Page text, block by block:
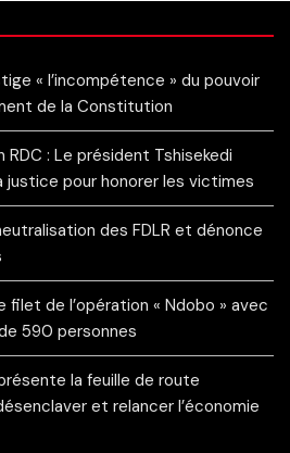
« l’incompétence » du pouvoir
de la Constitution
: Le président Tshisekedi
justice pour honorer les victimes
des FDLR et dénonce
filet de l’opération « Ndobo » avec
590 personnes
la feuille de route
et relancer l’économie